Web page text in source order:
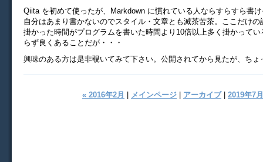
Qiita を初めて使ったが、Markdown に慣れている人ならすらすら書
自分はあまり書かないのでスタイル・文章とも滅茶苦茶。ここだけ
掛かった時間がプログラムを書いた時間より10倍以上多く掛かって
らず良くあることだが・・・
興味のある方は是非覗いてみて下さい。公開されてから見たが、ちょ
« 2016年2月 | メインページ | アーカイブ| 2019年7